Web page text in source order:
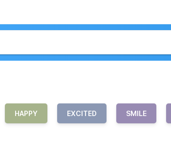
HAPPY EXCITED SMILE